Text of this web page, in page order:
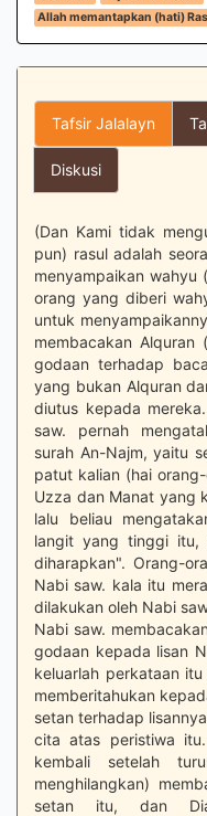
Allah memantapkan (hati)
Tafsir Jalalayn
Diskusi
(Dan Kami tidak
pun) rasul adalah
menyampaikan wahyu
orang yang diberi
untuk
membacakan Alquran
godaan terhadap
yang bukan Alquran
diutus kepada
saw. pernah
surah An-Najm, yaitu
patut kalian (hai
Uzza dan Manat yang
lalu beliau
langit yang tinggi itu,
diharapkan". Orang-
Nabi saw. kala itu
dilakukan oleh Nabi
Nabi saw.
godaan kepada lisan
keluarlah perkataan
memberitahukan
setan terhadap
cita atas peristiwa
kembali setelah
menghilangkan)
setan itu, dan Dia